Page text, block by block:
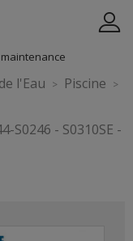
l'Eau
Piscine
S0246 - S0310SE -